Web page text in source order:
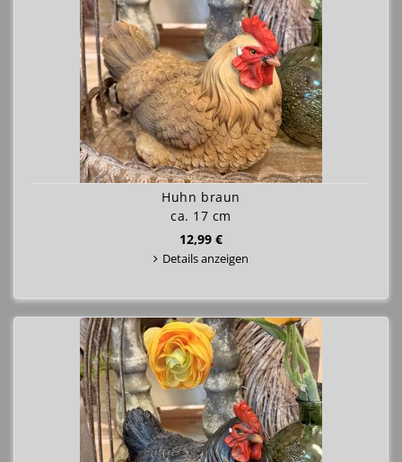
Huhn braun
ca. 17 cm
12,99 €
Details anzeigen